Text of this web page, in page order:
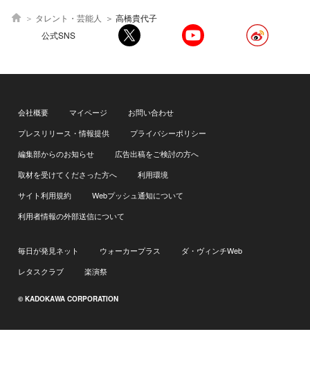
タレント・芸能人
高橋貴代子
公式SNS
会社概要 マイページ
お問い合わせ
プレスリリース・情報提供
プライバシーポリシー
編集部からのお知らせ
広告出稿をご検討の方へ
取材を受けてくださった方へ
利用環境
サイト利用規約
Webプッシュ通知について
利用者情報の外部送信について
毎日が発見ネット ウォーカープラス
ダ・ヴィンチWeb
レタスクラブ
楽演祭
© KADOKAWA CORPORATION